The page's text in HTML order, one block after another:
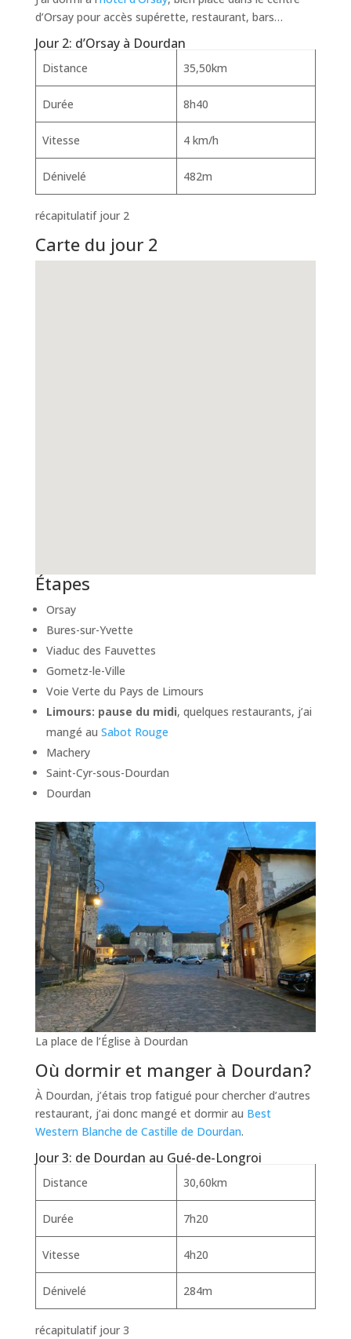
d’Orsay pour accès supérette, restaurant, bars…
Jour 2: d’Orsay à Dourdan
Distance 35,50km
Durée 8h40
Vitesse 4 km/h
Dénivelé 482m
récapitulatif jour 2
Carte du jour 2
Étapes
Orsay
Bures-sur-Yvette
Viaduc des Fauvettes
Gometz-le-Ville
Voie Verte du Pays de Limours
Limours: pause du midi, quelques restaurants, j’ai
mangé au Sabot Rouge
Machery
Saint-Cyr-sous-Dourdan
Dourdan
La place de l’Église à Dourdan
Où dormir et manger à Dourdan?
À Dourdan, j’étais trop fatigué pour chercher d’autres
restaurant, j’ai donc mangé et dormir au Best
Western Blanche de Castille de Dourdan.
Jour 3: de Dourdan au Gué-de-Longroi
Distance 30,60km
Durée 7h20
Vitesse 4h20
Dénivelé 284m
récapitulatif jour 3